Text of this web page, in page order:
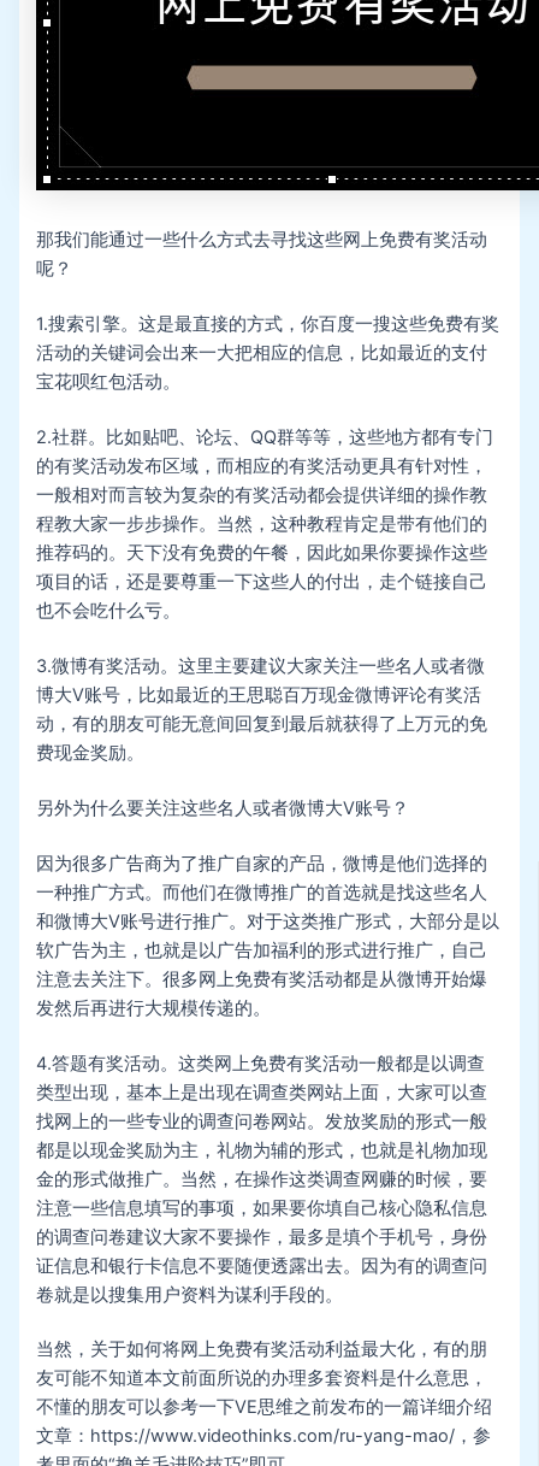
那我们能通过一些什么方式去寻找这些网上免费有奖活动
呢？
1.搜索引擎。这是最直接的方式，你百度一搜这些免费有奖
活动的关键词会出来一大把相应的信息，比如最近的支付
宝花呗红包活动。
2.社群。比如贴吧、论坛、QQ群等等，这些地方都有专门
的有奖活动发布区域，而相应的有奖活动更具有针对性，
一般相对而言较为复杂的有奖活动都会提供详细的操作教
程教大家一步步操作。当然，这种教程肯定是带有他们的
推荐码的。天下没有免费的午餐，因此如果你要操作这些
项目的话，还是要尊重一下这些人的付出，走个链接自己
也不会吃什么亏。
3.微博有奖活动。这里主要建议大家关注一些名人或者微
博大V账号，比如最近的王思聪百万现金微博评论有奖活
动，有的朋友可能无意间回复到最后就获得了上万元的免
费现金奖励。
另外为什么要关注这些名人或者微博大V账号？
因为很多广告商为了推广自家的产品，微博是他们选择的
一种推广方式。而他们在微博推广的首选就是找这些名人
和微博大V账号进行推广。对于这类推广形式，大部分是以
软广告为主，也就是以广告加福利的形式进行推广，自己
注意去关注下。很多网上免费有奖活动都是从微博开始爆
发然后再进行大规模传递的。
4.答题有奖活动。这类网上免费有奖活动一般都是以调查
类型出现，基本上是出现在调查类网站上面，大家可以查
找网上的一些专业的调查问卷网站。发放奖励的形式一般
都是以现金奖励为主，礼物为辅的形式，也就是礼物加现
金的形式做推广。当然，在操作这类调查网赚的时候，要
注意一些信息填写的事项，如果要你填自己核心隐私信息
的调查问卷建议大家不要操作，最多是填个手机号，身份
证信息和银行卡信息不要随便透露出去。因为有的调查问
卷就是以搜集用户资料为谋利手段的。
当然，关于如何将网上免费有奖活动利益最大化，有的朋
友可能不知道本文前面所说的办理多套资料是什么意思，
不懂的朋友可以参考一下VE思维之前发布的一篇详细介绍
文章：https://www.videothinks.com/ru-yang-mao/，参